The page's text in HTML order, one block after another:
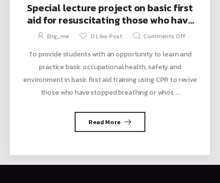
Special lecture project on basic first
aid for resuscitating those who have
stopped breathing or whose heart
Eng_me 0Like Post Comments Off
To provide students with an opportunity to learn and
practice basic occupational health, safety and
environment in basic first aid training using CPR to revive
those who have stopped breathing or whos ...
Read More